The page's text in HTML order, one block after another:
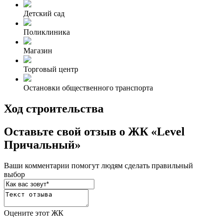
Детский сад
Поликлиника
Магазин
Торговый центр
Остановки общественного транспорта
Ход строительства
Оставьте свой отзыв о ЖК «Level
Причальный»
Ваши комментарии помогут людям сделать правильный
выбор
Оцените этот ЖК